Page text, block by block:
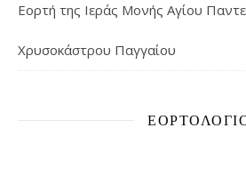
Εορτή της Ιεράς Μονής Αγίου
Χρυσοκάστρου Παγγαίου